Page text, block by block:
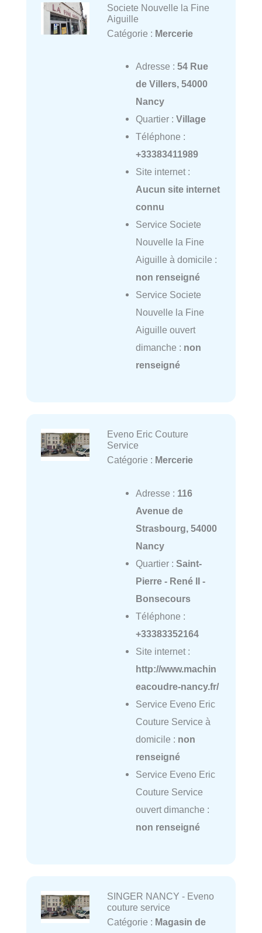
Societe Nouvelle la Fine
Aiguille
Catégorie : Mercerie
Adresse : 54 Rue
de Villers, 54000
Nancy
Quartier : Village
Téléphone :
+33383411989
Site internet :
Aucun site internet
connu
Service Societe
Nouvelle la Fine
Aiguille à domicile :
non renseigné
Service Societe
Nouvelle la Fine
Aiguille ouvert
dimanche : non
renseigné
Eveno Eric Couture
Service
Catégorie : Mercerie
Adresse : 116
Avenue de
Strasbourg, 54000
Nancy
Quartier : Saint-
Pierre - René II -
Bonsecours
Téléphone :
+33383352164
Site internet :
http://www.machin
eacoudre-nancy.fr/
Service Eveno Eric
Couture Service à
domicile : non
renseigné
Service Eveno Eric
Couture Service
ouvert dimanche :
non renseigné
SINGER NANCY - Eveno
couture service
Catégorie : Magasin de